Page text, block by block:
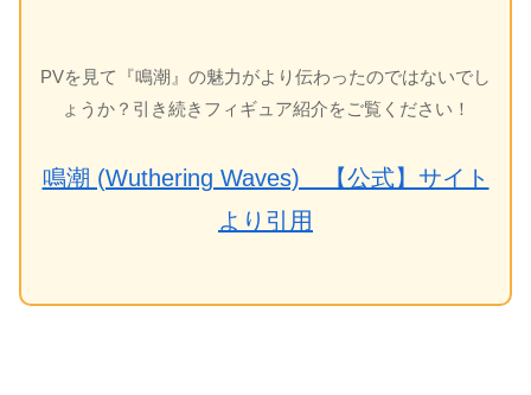
PVを見て『鳴潮』の魅力がより伝わったのではないでし
ょうか？引き続きフィギュア紹介をご覧ください！
鳴潮 (Wuthering Waves) 【公式】サイト
より引用